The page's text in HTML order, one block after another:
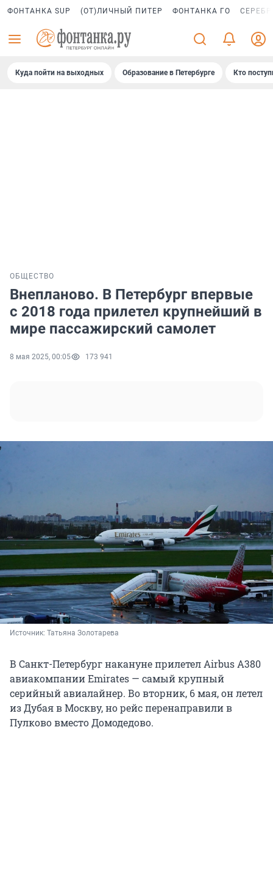
ФОНТАНКА SUP (ОТ)ЛИЧНЫЙ ПИТЕР ФОНТАНКА ГО
Куда пойти на выходных Образование в Петербурге Кто
ОБЩЕСТВО
Внепланово. В Петербург впервые
с 2018 года прилетел крупнейший в
мире пассажирский самолет
8 мая 2025, 00:05 173 941
Источник: Татьяна Золотарева
В Санкт-Петербург накануне прилетел Airbus A380
авиакомпании Emirates — самый крупный
серийный авиалайнер. Во вторник, 6 мая, он летел
из Дубая в Москву, но рейс перенаправили в
Пулково вместо Домодедово.